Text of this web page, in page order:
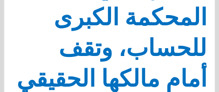
المحكمة الكبرى
للحساب، وتقف
أمام مالكها الحقيقي